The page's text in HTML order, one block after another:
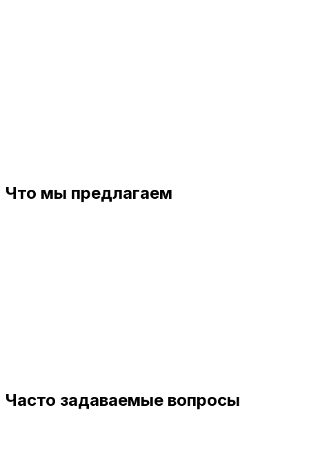
Что мы предлагаем
Часто задаваемые вопросы